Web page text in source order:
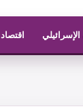
الإسرائيلي اقتصاد